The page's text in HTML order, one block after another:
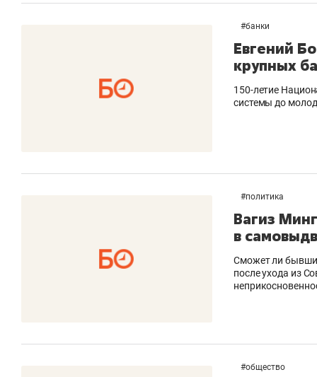
#банки
Евгений
крупных
150-летие
системы до
#политика
Вагиз
в
Сможет ли
после ухода из
#общество